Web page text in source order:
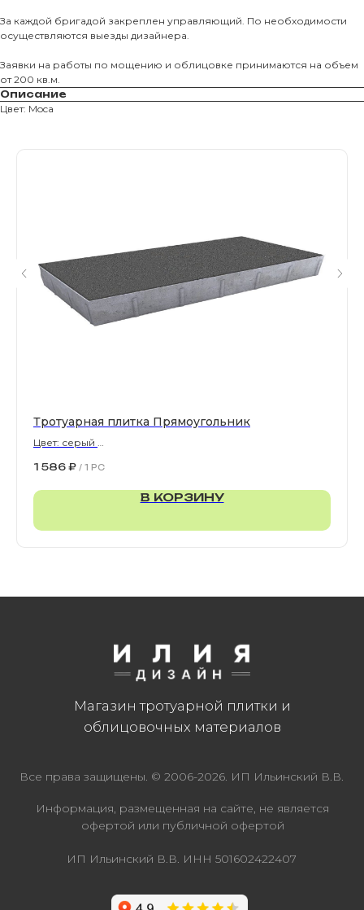
За каждой бригадой закреплен управляющий. По необходимости
осуществляются выезды дизайнера.
Заявки на работы по мощению и облицовке принимаются на объем
от 200 кв.м.
Описание
Цвет: Moca
Тротуарная плитка Прямоугольник
Цвет: серый
1 586 ₽ / 1 PC
В КОРЗИНУ
ИП Ильинский В.В. ИНН 501602422407
Политика конфиденциальности